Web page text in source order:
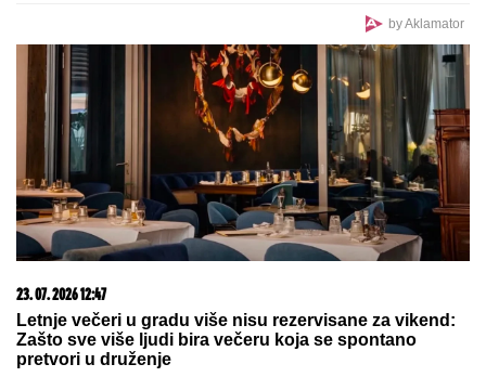
Svi su mislili da je PALA NA SESTRIĆA I UGUŠILA
GA, prozvali je "UBICOM OD POLA TONE", a onda
je otkrivena jeziva istina nakon koje je ona
SMRŠALA 400 KILOGRAMA